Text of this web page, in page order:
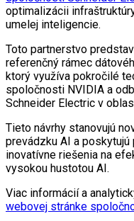
optimalizácii
umelej inteligencie.
Toto partnerstvo
referenčný rámec
ktorý využíva pokročilé
spoločnosti NVIDIA a
Schneider Electric v
Tieto návrhy stanovujú
prevádzku AI a
inovatívne riešenia na
vysokou hustotou AI.
Viac informácií a
webovej stránke